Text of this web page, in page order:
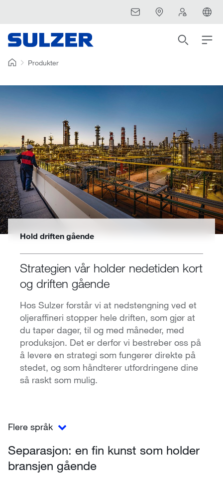
Produkter
Hold driften gående
Strategien vår holder nedetiden kort
og driften gående
Hos Sulzer forstår vi at nedstengning ved et
oljeraffineri stopper hele driften, som gjør at
du taper dager, til og med måneder, med
produksjon. Det er derfor vi bestreber oss på
å levere en strategi som fungerer direkte på
stedet, og som håndterer utfordringene dine
så raskt som mulig.
Flere språk
Separasjon: en fin kunst som holder
bransjen gående